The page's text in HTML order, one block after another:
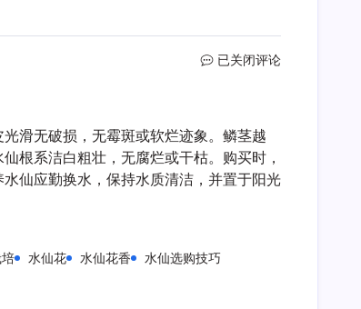
如
水
仙
好
已关闭评论
滑无破损，无霉斑或软烂迹象。鳞茎越
根系洁白粗壮，无腐烂或干枯。购买时，
仙应勤换水，保持水质清洁，并置于阳光
水仙花 水仙花香
水仙选购技巧